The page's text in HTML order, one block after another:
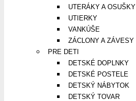
UTERÁKY A OSUŠKY
UTIERKY
VANKÚŠE
ZÁCLONY A ZÁVESY
PRE DETI
DETSKÉ DOPLNKY
DETSKÉ POSTELE
DETSKÝ NÁBYTOK
DETSKÝ TOVAR